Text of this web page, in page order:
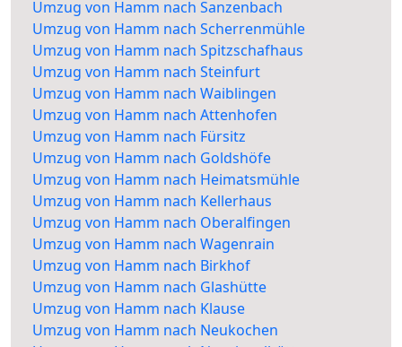
Umzug von Hamm nach Sanzenbach
Umzug von Hamm nach Scherrenmühle
Umzug von Hamm nach Spitzschafhaus
Umzug von Hamm nach Steinfurt
Umzug von Hamm nach Waiblingen
Umzug von Hamm nach Attenhofen
Umzug von Hamm nach Fürsitz
Umzug von Hamm nach Goldshöfe
Umzug von Hamm nach Heimatsmühle
Umzug von Hamm nach Kellerhaus
Umzug von Hamm nach Oberalfingen
Umzug von Hamm nach Wagenrain
Umzug von Hamm nach Birkhof
Umzug von Hamm nach Glashütte
Umzug von Hamm nach Klause
Umzug von Hamm nach Neukochen